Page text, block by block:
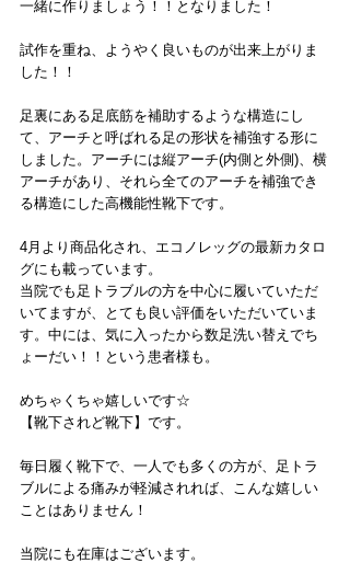
一緒に作りましょう！！となりました！
試作を重ね、ようやく良いものが出来上がりま
した！！
足裏にある足底筋を補助するような構造にし
て、アーチと呼ばれる足の形状を補強する形に
しました。アーチには縦アーチ(内側と外側)、横
アーチがあり、それら全てのアーチを補強でき
る構造にした高機能性靴下です。
4月より商品化され、エコノレッグの最新カタロ
グにも載っています。
当院でも足トラブルの方を中心に履いていただ
いてますが、とても良い評価をいただいていま
す。中には、気に入ったから数足洗い替えでち
ょーだい！！という患者様も。
めちゃくちゃ嬉しいです☆
【靴下されど靴下】です。
毎日履く靴下で、一人でも多くの方が、足トラ
ブルによる痛みが軽減されれば、こんな嬉しい
ことはありません！
当院にも在庫はございます。